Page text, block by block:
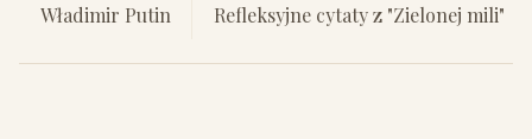
Władimir Putin Refleksyjne cytaty z "Zielonej mili"